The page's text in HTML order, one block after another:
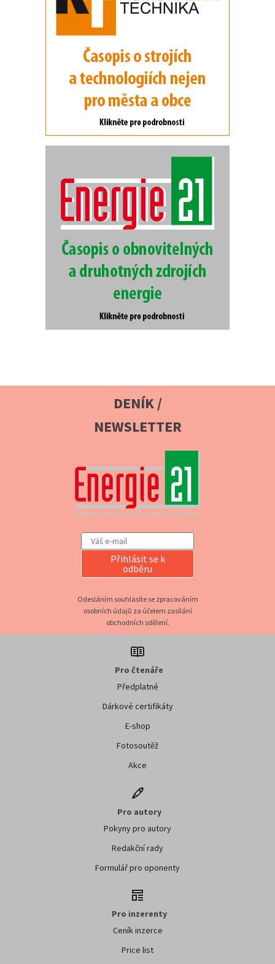
DENÍK /
NEWSLETTER
Přihlásit se k
odběru
Odesláním souhlasíte se zpracováním
osobních údajů za účelem zasílání
obchodních sdělení.
Pro čtenáře
Předplatné
Dárkové certifikáty
E-shop
Fotosoutěž
Akce
Pro autory
Pokyny pro autory
Redakční rady
Formulář pro oponenty
Pro inzerenty
Ceník inzerce
Price list